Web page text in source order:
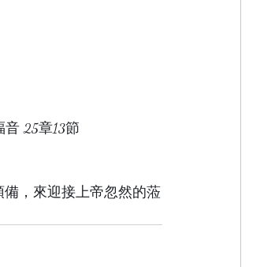
25章13節
，來迎接上帝忽然的蒞